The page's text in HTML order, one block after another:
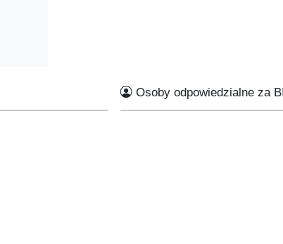
Osoby odpowiedzialne za